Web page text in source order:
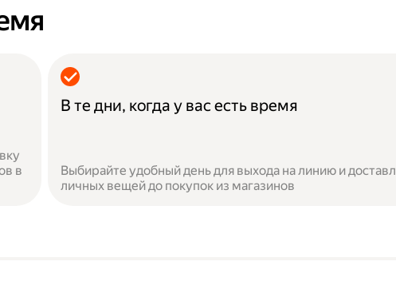
в
В те дни, когда у вас есть время
Выбирайте удобный день для выхода на линию и
личных вещей до покупок из магазинов